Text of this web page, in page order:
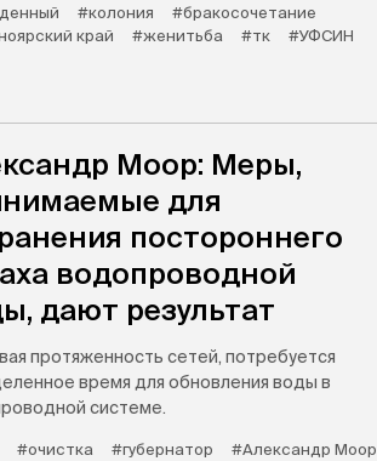
#колония
#бракосочетание
край
#женитьба #тк #УФСИН
Моор: Меры,
для
постороннего
водопроводной
дают результат
протяженность сетей, потребуется
время для обновления воды в
системе.
#очистка #губернатор
#Александр Моор